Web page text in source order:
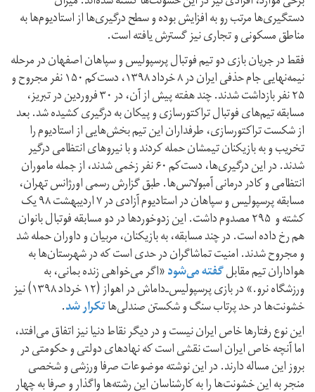
دستگیری‌ها مرتب رو به افزایش بوده و سطح درگیری‌ها از استادیوم‌ها به
مناطق مسکونی و تجاری نیز گسترش یافته است.
فقط در جریان بازی دو تیم فوتبال پرسپولیس و سپاهان اصفهان در مرحله
نیمه‌نهایی جام حذفی ایران در ۸ خرداد ۱۳۹۸، دست‌کم ۱۵۰ نفر مجروح و
۲۵ نفر بازداشت شدند. چند هفته پیش از آن، در ۳۰ فروردین در تبریز،
مسابقه تیم‌های فوتبال تراکتورسازی و پیکان به درگیری کشیده شد. بعد
از شکست تراکتورسازی، طرفداران این تیم بخش‌هایی از استادیوم را
تخریب و به بازیکنان تیمشان حمله کردند و با نیروهای انتظامی درگیر
شدند. در این درگیر‌ی‌ها، دست‌کم ۶۰ نفر زخمی شدند، از جمله ماموران
انتظامی و کادر درمانی آمبولانس‌ها. طبق گزارش رسمی اورژانس تهران،
مسابقه‌ پرسپولیس و سپاهان در استادیوم آزادی در ۷ اردیبهشت ۹۸ یک
کشته و ۲۹۵ مصدوم داشت. این زد‌و‌خوردها در دو مسابقه‌ فوتبال بانوان
هم رخ داده است. در چند مسابقه، به بازیکنان، مربیان و داوران حمله شد
و مجروح شدند. امنیت تماشاگران در حدی است که در شهرستان‌ها به
هواداران تیم مقابلگفته می‌شود«اگر می‌خواهی زنده بمانی، به
ورزشگاه نرو.» در بازی پرسپولیس‌ـ‌داماش در اهواز (۱۲ خرداد ۱۳۹۸) نیز
خشونت‌ها در حد پرتاب سنگ و شکستن صندلی‌هاتکرار شد.
این نوع رفتارها خاص ایران نیست و در دیگر نقاط دنیا نیز اتفاق می‌افتد،
اما آنچه خاص ایران است نقشی است که نهادهای دولتی و حکومتی در
بروز این مساله دارند. در این نوشته موضوعات صرفا ورزشی و شخصی
منجر به این خشونت‌ها را به کارشناسان این رشته‌ها واگذار و صرفا به چهار